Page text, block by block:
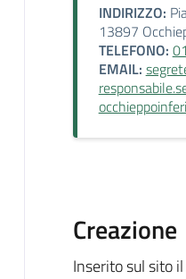
INDIRIZZO:
13897
TELEFONO:
EMAIL:
Creazione
Inserito sul sito il